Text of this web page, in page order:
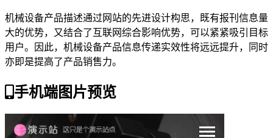
机械设备产品描述通过网站的先进设计构思，既有报刊信息量
大的优势，又结合了互联网综合影响优势，可以紧紧吸引目标
用户。因此，机械设备产品信息传递实效性将远远提升，同时
亦即是提高了产品销售力。
手机端图片预览